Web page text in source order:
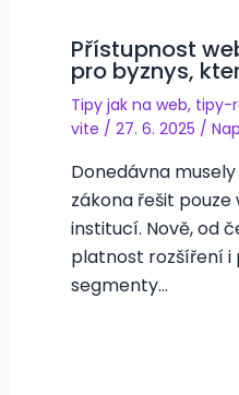
Přístupnost
pro byznys,
Tipy jak na web, tipy-
vite / 27. 6. 2025 /
Donedávna
zákona řešit
institucí. Nově, od
platnost rozšíření i
segmenty…